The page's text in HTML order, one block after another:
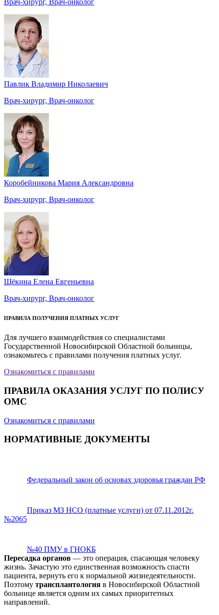
Врач-хирург, Врач-онколог
Павлик Владимир Николаевич
Врач-хирург, Врач-онколог
Коробейникова Мария Александровна
Врач-хирург, Врач-онколог
Щёкина Елена Евгеньевна
Врач-хирург, Врач-онколог
ПРАВИЛА ПОЛУЧЕНИЯ ПЛАТНЫХ УСЛУГ
Для лучшего взаимодействия со специалистами
Государственной Новосибирской Областной больницы,
ознакомьтесь с правилами получения платных услуг.
Ознакомиться с правилами
ПРАВИЛА ОКАЗАНИЯ УСЛУГ ПО ПОЛИСУ
ОМС
Ознакомиться с правилами
НОРМАТИВНЫЕ ДОКУМЕНТЫ
Федеральный закон об основах здоровья граждан РФ
Приказ МЗ НСО (платные услуги) от 07.11.2012г.
№2065
№40 ПМУ в ГНОКБ
Пересадка органов — это операция, спасающая человеку
жизнь. Зачастую это единственная возможность спасти
пациента, вернуть его к нормальной жизнедеятельности.
Поэтому трансплантология в Новосибирской Областной
больнице является одним их самых приоритетных
направлений.